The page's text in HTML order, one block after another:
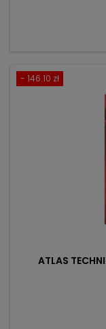
- 146.10 zł
ATLAS